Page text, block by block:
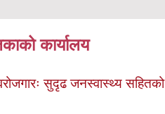
कार्यालय
सुदृढ जनस्वास्थ्य